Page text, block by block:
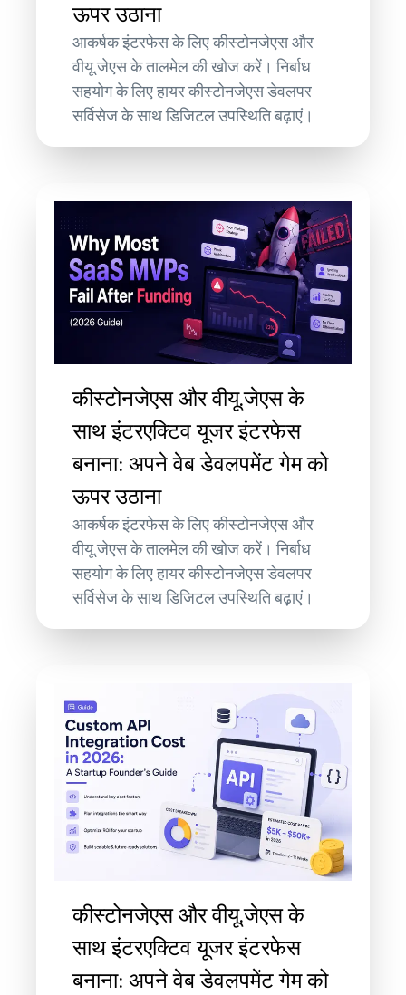
ऊपर उठाना
आकर्षक इंटरफेस के लिए कीस्टोनजेएस और
वीयू.जेएस के तालमेल की खोज करें। निर्बाध
सहयोग के लिए हायर कीस्टोनजेएस डेवलपर
सर्विसेज के साथ डिजिटल उपस्थिति बढ़ाएं।
कीस्टोनजेएस और वीयू.जेएस के
साथ इंटरएक्टिव यूजर इंटरफेस
बनाना: अपने वेब डेवलपमेंट गेम को
ऊपर उठाना
आकर्षक इंटरफेस के लिए कीस्टोनजेएस और
वीयू.जेएस के तालमेल की खोज करें। निर्बाध
सहयोग के लिए हायर कीस्टोनजेएस डेवलपर
सर्विसेज के साथ डिजिटल उपस्थिति बढ़ाएं।
कीस्टोनजेएस और वीयू.जेएस के
साथ इंटरएक्टिव यूजर इंटरफेस
बनाना: अपने वेब डेवलपमेंट गेम को